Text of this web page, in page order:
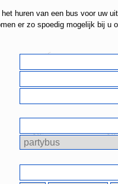
huren van een bus voor uw
er zo spoedig mogelijk bij u